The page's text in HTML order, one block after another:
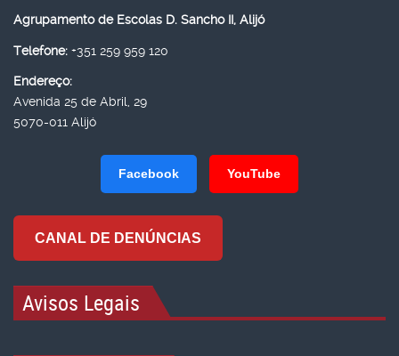
Agrupamento de Escolas D. Sancho II, Alijó
Telefone: +351 259 959 120
Endereço:
Avenida 25 de Abril, 29
5070-011 Alijó
Facebook YouTube
CANAL DE DENÚNCIAS
Avisos Legais